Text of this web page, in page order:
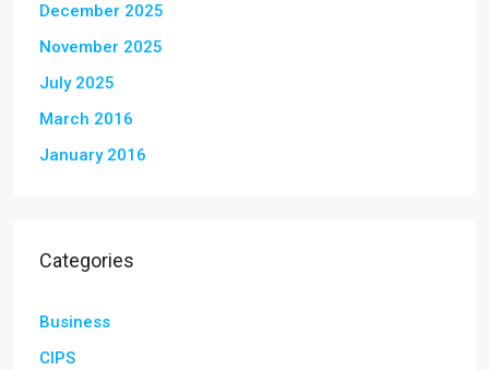
December 2025
November 2025
July 2025
March 2016
January 2016
Categories
Business
CIPS